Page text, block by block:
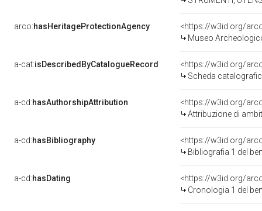
arco:hasHeritageProtectionAgency
<https://w3id.org/
Museo
a-cat:isDescribedByCatalogueRecord
<https://w3id.org/
Scheda
a-cd:hasAuthorshipAttribution
<https://w3id.org/
Attribuzione di
a-cd:hasBibliography
<https://w3id.org/
Bibliografia 1 del
a-cd:hasDating
<https://w3id.org/
Cronologia 1 del